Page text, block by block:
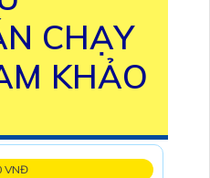
CHẠY
KHẢO
VNĐ